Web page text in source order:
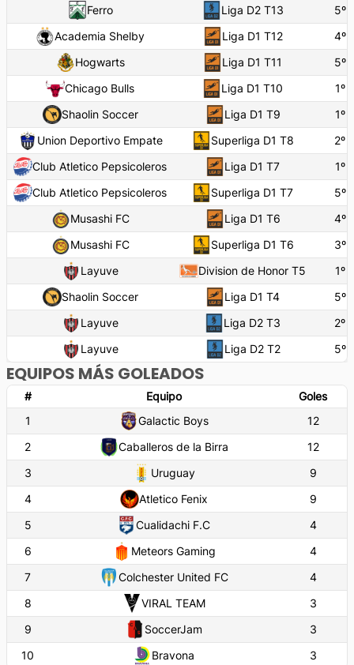
Ferro
Liga D2 T13 5º
Academia Shelby
Liga D1 T12 4º
Hogwarts
Liga D1 T11 5º
Chicago Bulls
Liga D1 T10 1º
Shaolin Soccer
Liga D1 T9 1º
Union Deportivo Empate
Superliga D1 T8 2º
Club Atletico Pepsicoleros
Liga D1 T7 1º
Club Atletico Pepsicoleros
Superliga D1 T7 5º
Musashi FC
Liga D1 T6 4º
Musashi FC
Superliga D1 T6 3º
Layuve
Division de Honor T5 1º
Shaolin Soccer
Liga D1 T4 5º
Layuve
Liga D2 T3 2º
Layuve
Liga D2 T2 5º
EQUIPOS MÁS GOLEADOS
# Equipo
Goles
1
Galactic Boys
12
2
Caballeros de la Birra
12
3
Uruguay
9
4
Atletico Fenix
9
5
Cualidachi F.C
4
6
Meteors Gaming
4
7
Colchester United FC
4
8
VIRAL TEAM
3
9
SoccerJam
3
10
Bravona 3